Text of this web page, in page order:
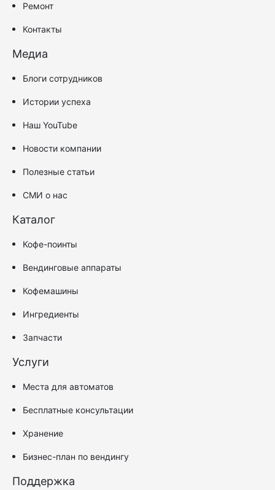
Ремонт
Контакты
Медиа
Блоги сотрудников
Истории успеха
Наш YouTube
Новости компании
Полезные статьи
СМИ о нас
Каталог
Кофе-поинты
Вендинговые аппараты
Кофемашины
Ингредиенты
Запчасти
Услуги
Места для автоматов
Бесплатные консультации
Хранение
Бизнес-план по вендингу
Поддержка